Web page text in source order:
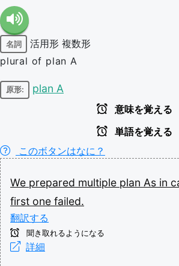
名詞 活用形 複数形
plural of plan A
原形: plan A
意味を覚える
単語を覚える
このボタンはなに？
We prepared multiple plan As in
first one failed.
翻訳する
聞き取れるようになる
詳細